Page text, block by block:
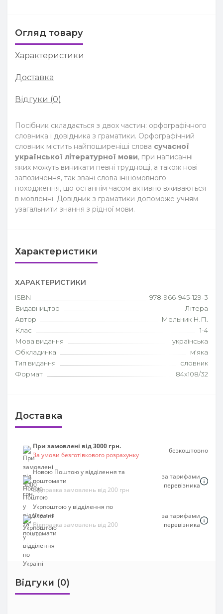
Огляд товару
Характеристики
Доставка
Відгуки (0)
Посібник складається з двох частин: орфографічного
словника і довідника з граматики. Орфографічний
словник містить найпоширеніші слова сучасної
української літературної мови, при написанні
яких можуть виникати певні труднощі, а також нові
запозичення, так звані слова іншомовного
походження, що останнім часом активно вживаються
в мовленні. Довідник з граматики допоможе учням
узагальнити знання з рідної мови.
Характеристики
ХАРАКТЕРИСТИКИ
ISBN
978-966-945-129-3
Видавництво
Літера
Автор
Мельник Н.П.
Клас
1-4
Мова видання
українська
Обкладинка
м'яка
Тип видання
словник
Формат
84х108/32
Доставка
При замовлені від 3000 грн.
За умови безготівкового розрахунку
безкоштовно
Новою Поштою у відділення та
поштомати
Відправка замовлень від 200 грн
за тарифами
перевізника
Укрпоштою у відділення по
Україні
Відправка замовлень від 200
грн
за тарифами
перевізника
Відгуки (0)